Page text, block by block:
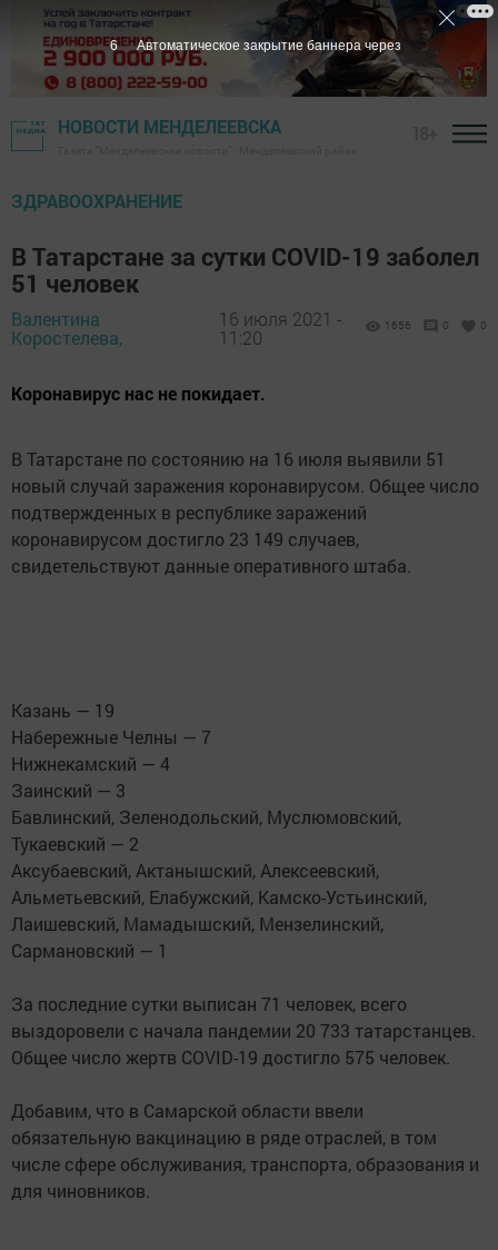
НОВОСТИ МЕНДЕЛЕЕВСКА
ЗДРАВООХРАНЕНИЕ
В Татарстане за сутки COVID-19 заболел
51 человек
Валентина
Коростелева,
16 июля 2021 -
11:20
1656 0 0
Коронавирус нас не покидает.
В Татарстане по состоянию на 16 июля выявили 51
новый случай заражения коронавирусом. Общее число
подтвержденных в республике заражений
коронавирусом достигло 23 149 случаев,
свидетельствуют данные оперативного штаба.
Казань — 19
Набережные Челны — 7
Нижнекамский — 4
Заинский — 3
Бавлинский, Зеленодольский, Муслюмовский,
Тукаевский — 2
Аксубаевский, Актанышский, Алексеевский,
Альметьевский, Елабужский, Камско-Устьинский,
Лаишевский, Мамадышский, Мензелинский,
Сармановский — 1
За последние сутки выписан 71 человек, всего
выздоровели с начала пандемии 20 733 татарстанцев.
Общее число жертв COVID-19 достигло 575 человек.
Добавим, что в Самарской области ввели
обязательную вакцинацию в ряде отраслей, в том
числе сфере обслуживания, транспорта, образования и
для чиновников.
5 Автоматическое закрытие баннера через